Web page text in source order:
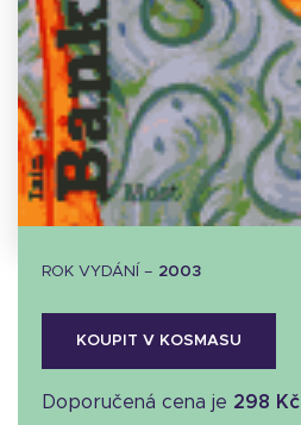
ROK VYDÁNÍ – 2003
KOUPIT V KOSMASU
Doporučená cena je 298 Kč